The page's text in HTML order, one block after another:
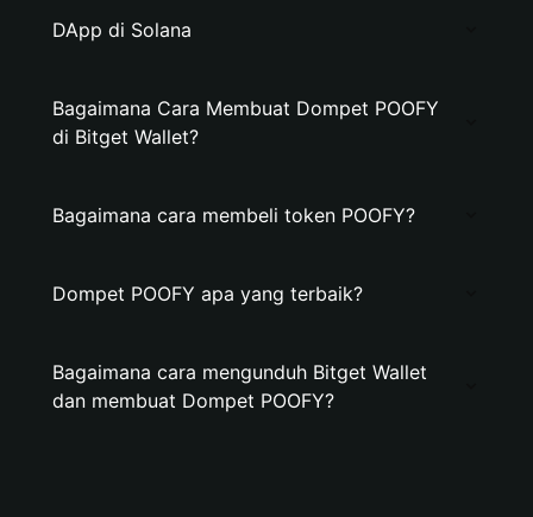
DApp di Solana
Bagaimana Cara Membuat Dompet POOFY
di Bitget Wallet?
Bagaimana cara membeli token POOFY?
Dompet POOFY apa yang terbaik?
Bagaimana cara mengunduh Bitget Wallet
dan membuat Dompet POOFY?